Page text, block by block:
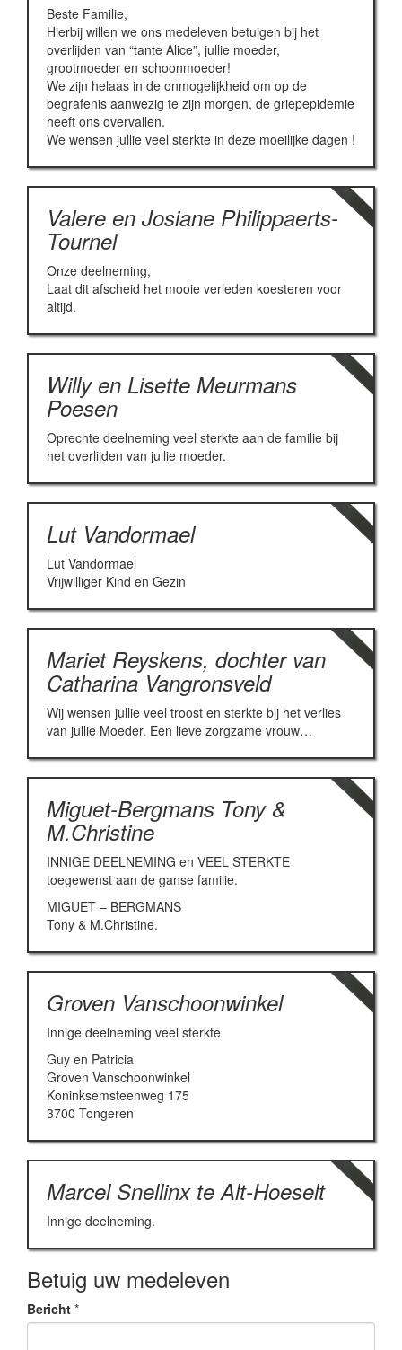
Beste Familie,
Hierbij willen we ons medeleven betuigen bij het
overlijden van “tante Alice”, jullie moeder,
grootmoeder en schoonmoeder!
We zijn helaas in de onmogelijkheid om op de
begrafenis aanwezig te zijn morgen, de griepepidemie
heeft ons overvallen.
We wensen jullie veel sterkte in deze moeilijke dagen !
Valere en Josiane Philippaerts-
Tournel
Onze deelneming,
Laat dit afscheid het mooie verleden koesteren voor
altijd.
Willy en Lisette Meurmans
Poesen
Oprechte deelneming veel sterkte aan de familie bij
het overlijden van jullie moeder.
Lut Vandormael
Lut Vandormael
Vrijwilliger Kind en Gezin
Mariet Reyskens, dochter van
Catharina Vangronsveld
Wij wensen jullie veel troost en sterkte bij het verlies
van jullie Moeder. Een lieve zorgzame vrouw…
Miguet-Bergmans Tony &
M.Christine
INNIGE DEELNEMING en VEEL STERKTE
toegewenst aan de ganse familie.
MIGUET – BERGMANS
Tony & M.Christine.
Groven Vanschoonwinkel
Innige deelneming veel sterkte
Guy en Patricia
Groven Vanschoonwinkel
Koninksemsteenweg 175
3700 Tongeren
Marcel Snellinx te Alt-Hoeselt
Innige deelneming.
Betuig uw medeleven
Bericht *